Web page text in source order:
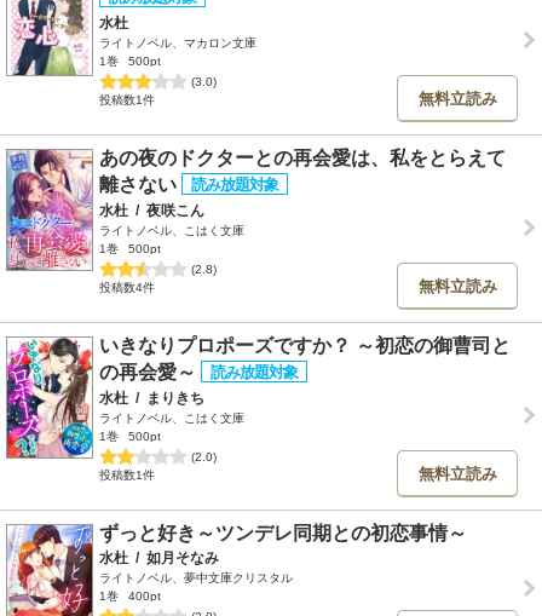
水杜
ライトノベル、マカロン文庫
1巻
500pt
(3.0)
投稿数1件
無料立読み
あの夜のドクターとの再会愛は、私をとらえて
離さない
水杜 / 夜咲こん
ライトノベル、こはく文庫
1巻
500pt
(2.8)
投稿数4件
無料立読み
いきなりプロポーズですか？ ～初恋の御曹司と
の再会愛～
水杜 / まりきち
ライトノベル、こはく文庫
1巻
500pt
(2.0)
投稿数1件
無料立読み
ずっと好き～ツンデレ同期との初恋事情～
水杜 / 如月そなみ
ライトノベル、夢中文庫クリスタル
1巻
400pt